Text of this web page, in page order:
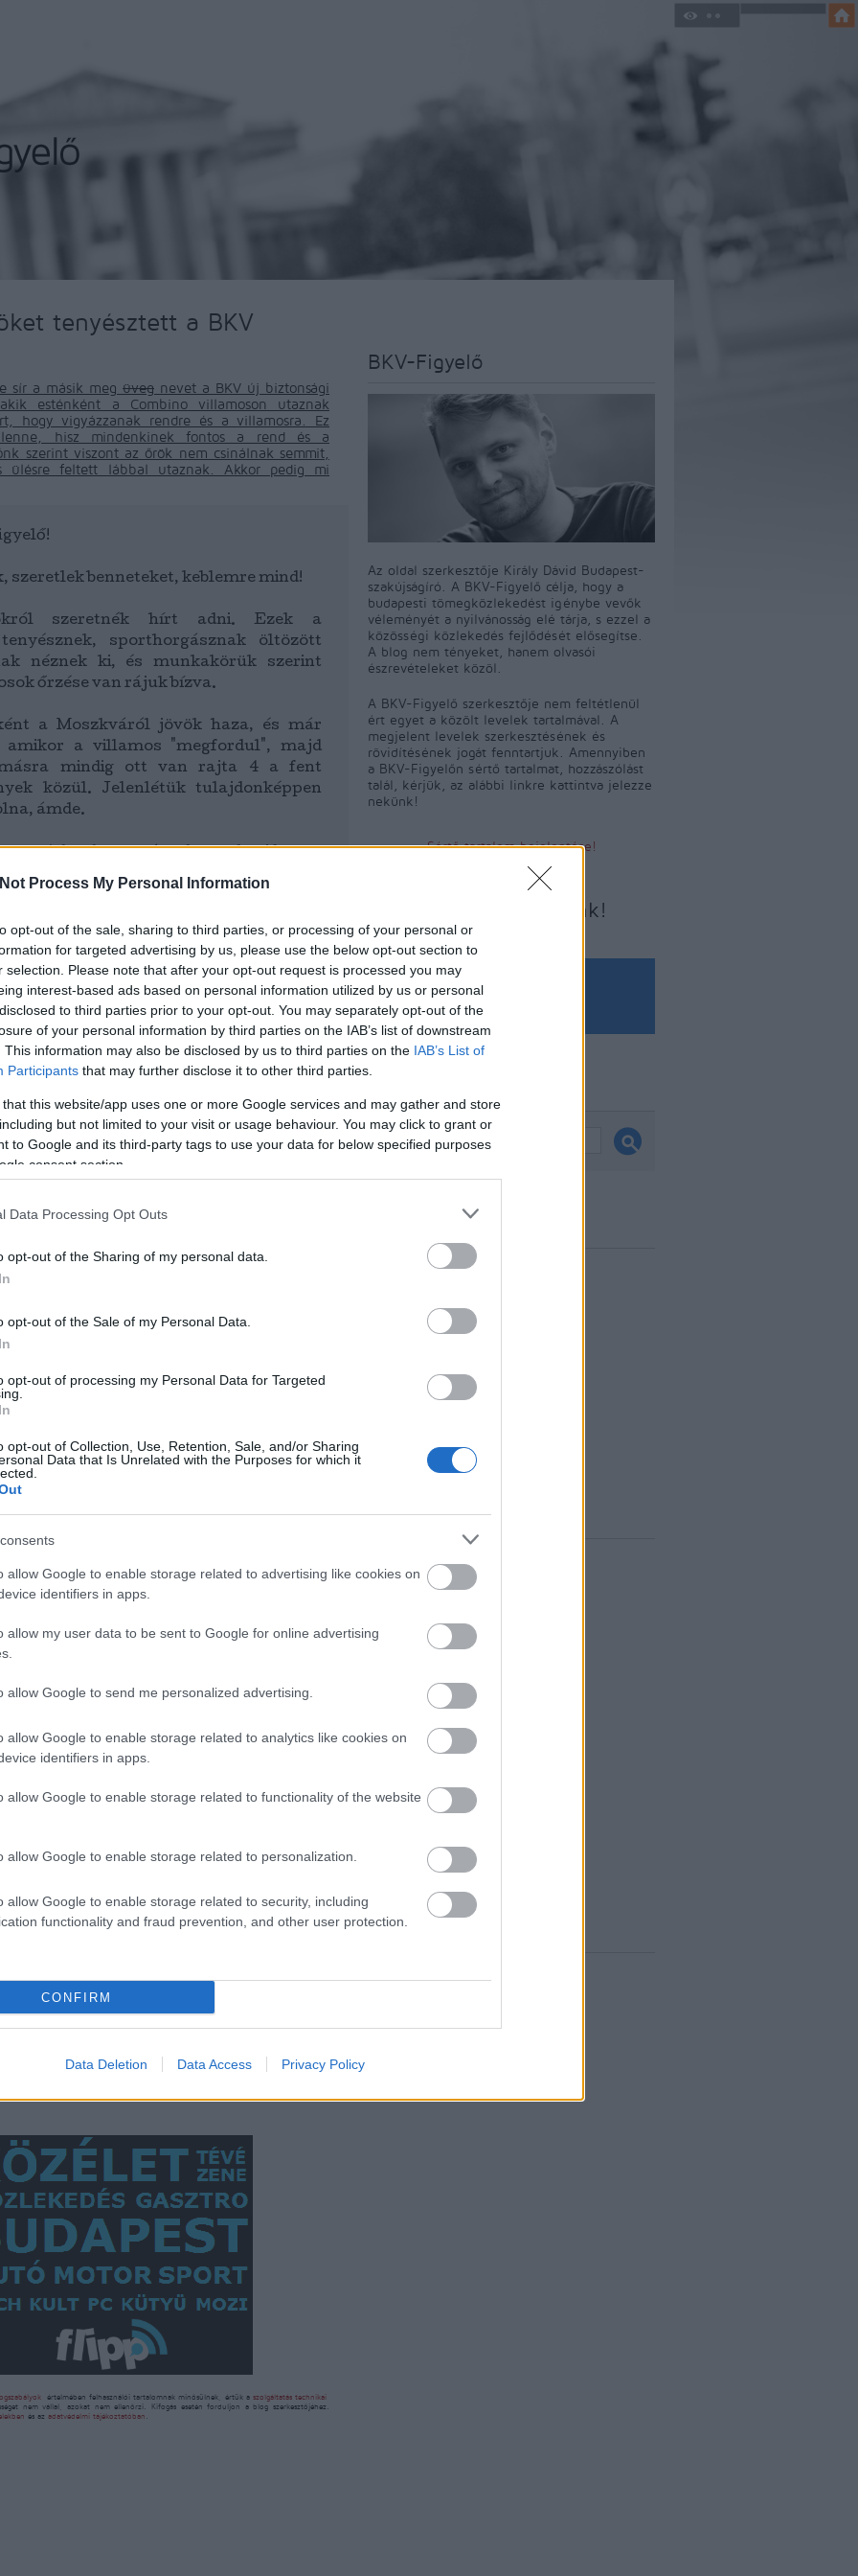
Process My Personal Information
opt-out of the sale, sharing to third parties, or processing of your personal or
for targeted advertising by us, please use the below opt-out section to
selection. Please note that after your opt-out request is processed you may
interest-based ads based on personal information utilized by us or personal
to third parties prior to your opt-out. You may separately opt-out of the
of your personal information by third parties on the IAB’s list of downstream
This information may also be disclosed by us to third parties on the IAB’s List of
Participants that may further disclose it to other third parties.
that this website/app uses one or more Google services and may gather and store
but not limited to your visit or usage behaviour. You may click to grant or
to Google and its third-party tags to use your data for below specified purposes
consent section.
Data Processing Opt Outs
opt-out of the Sharing of my personal data.
opt-out of the Sale of my Personal Data.
opt-out of processing my Personal Data for Targeted
opt-out of Collection, Use, Retention, Sale, and/or Sharing
Data that Is Unrelated with the Purposes for which it
allow Google to enable storage related to advertising like cookies on
identifiers in apps.
allow my user data to be sent to Google for online advertising
allow Google to send me personalized advertising.
allow Google to enable storage related to analytics like cookies on
identifiers in apps.
allow Google to enable storage related to functionality of the website
allow Google to enable storage related to personalization.
allow Google to enable storage related to security, including
functionality and fraud prevention, and other user protection.
CONFIRM
Data Deletion Data Access Privacy Policy
tenyésztett a BKV
sír a másik meg üveg nevet a BKV új biztonsági
esténként a Combino villamoson utaznak
hogy vigyázzanak rendre és a villamosra. Ez
lenne, hisz mindenkinek fontos a rend és a
szerint viszont az őrök nem csinálnak semmit,
ülésre feltett lábbal utaznak. Akkor pedig mi
szeretlek benneteket, keblemre mind!
szeretnék hírt adni. Ezek a
sporthorgásznak öltözött
néznek ki, és munkakörük szerint
őrzése van rájuk bízva.
a Moszkváról jövök haza, és már
amikor a villamos "megfordul", majd
mindig ott van rajta 4 a fent
közül. Jelenlétük tulajdonképpen
ámde.
van 4 darab egymással szembeni kettes
a kerekek fölött vannak, és ezek azok a
lábhosszú emberek egymással
így ott szenvedés egymással
tipikusan ezeket a kényelmes
foglalják el. Na de nem ám 2-2-t
hanem úgy, hogy mindegyik egy-
egyik oldalán ül. Tehát, ha felszállsz az
szembe, ezt nem teheted meg, mert
terpeszkednek. Ráadásul ma már
hogy a lábaikat felrakják a szembe
így végzik munkájukat.
igazgatójának agara f@sza b@ssza
erre a helyzetre. Ha én az ő
a lábam az ülésre, feltehetően
wombattal ütlegelik a tokámat,
az éves bérletem nem jogosít fel a
erre, és miért nem tudják valószínűleg
munkájukat állva végezni, de
fizető utasok elől a helyet nem
elvéve?
elnézni nekem a nem megfelelő
őr
100 éve
Budapesten
Saját buszán
volános sofőrt a
BKK-s ellenőr
már az új
megállóneveket?
értelmében felhasználói tartalomnak minősülnek, értük a szolgáltatás technikai
nem vállal, azokat nem ellenőrzi. Kifogás esetén forduljon a blog szerkesztőjéhez.
és az adatvédelmi tájékoztatóban .
BKV-Figyelő
Az oldal szerkesztője Király Dávid Budapest-
szakújságíró. A BKV-Figyelő célja, hogy a
budapesti tömegközlekedést igénybe vevők
véleményét a nyilvánosság elé tárja, s ezzel a
közösségi közlekedés fejlődését elősegítse.
A blog nem tényeket, hanem olvasói
észrevételeket közöl.
A BKV-Figyelő szerkesztője nem feltétlenül
ért egyet a közölt levelek tartalmával. A
megjelent levelek szerkesztésének és
rövidítésének jogát fenntartjuk. Amennyiben
a BKV-Figyelőn sértő tartalmat, hozzászólást
talál, kérjük, az alábbi linkre kattintva jelezze
nekünk!
Sértő tartalom bejelentése!
Írjon nekünk!
Archívum
2015 március
(1
2015 január
)
2014 november
2014 október
2014 szeptember
2014 július (14
2014 június (13
Tovább...
BKV-figyelő RSS